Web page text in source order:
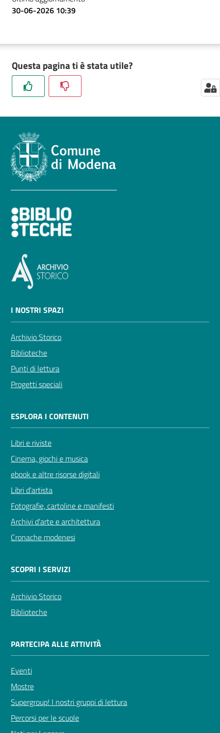
30-06-2026 10:39
Questa pagina ti è stata utile?
I NOSTRI SPAZI
Archivio Storico
Biblioteche
Punti di lettura
Progetti speciali
ESPLORA I CONTENUTI
Libri e riviste
Cinema, giochi e musica
ebook e altre risorse digitali
Libri d'artista
Fotografie, cartoline e manifesti
Archivi d'arte e architettura
Cronache modenesi
SCOPRI I SERVIZI
Archivio Storico
Biblioteche
PARTECIPA ALLE ATTIVITÀ
Eventi
Mostre
Supergroup! I nostri gruppi di lettura
Percorsi per le scuole